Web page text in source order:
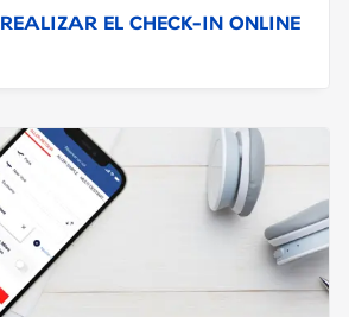
REALIZAR EL CHECK-IN ONLINE